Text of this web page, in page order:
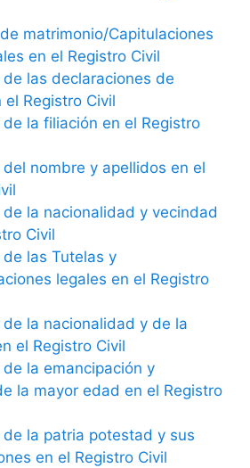
matrimonio/Capitulaciones
en el Registro Civil
de las declaraciones de
Registro Civil
de la filiación en el Registro
del nombre y apellidos en el
de la nacionalidad y vecindad
Civil
de las Tutelas y
legales en el Registro
de la nacionalidad y de la
el Registro Civil
de la emancipación y
la mayor edad en el Registro
de la patria potestad y sus
en el Registro Civil